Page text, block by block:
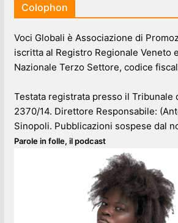
Colophon
Voci Globali è Associazione di
iscritta al Registro Regionale Veneto
Nazionale Terzo Settore, codice
Testata registrata presso il Tribunale
2370/14. Direttore Responsabile:
Sinopoli. Pubblicazioni sospese dal
Parole in folle, il podcast